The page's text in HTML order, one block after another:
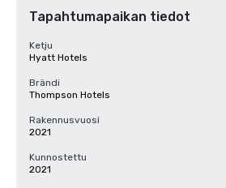
Tapahtumapaikan tiedot
Ketju
Hyatt Hotels
Brändi
Thompson Hotels
Rakennusvuosi
2021
Kunnostettu
2021